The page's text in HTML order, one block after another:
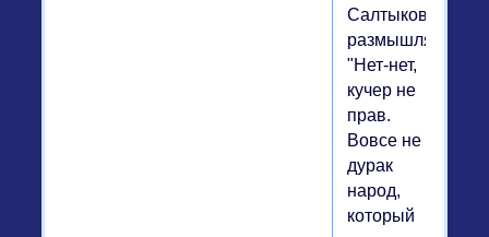
Салтыков
размышляет:
"Нет-нет,
кучер не
прав.
Вовсе не
дурак
народ,
который